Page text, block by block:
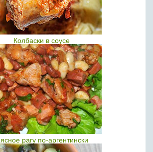
Колбаски в соусе
рагу по-аргентински